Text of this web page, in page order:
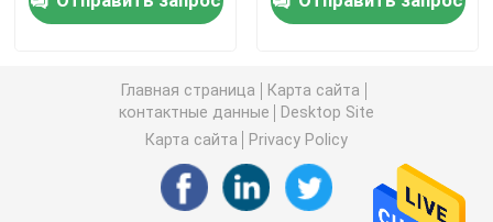
мини материнская плата itx
3,5- и 4-дюймовая материнская плата
I7
RS232 для обучения
электронной доске
Главная страница
Карта сайта
контактные данные
Desktop Site
Карта сайта
Privacy Policy